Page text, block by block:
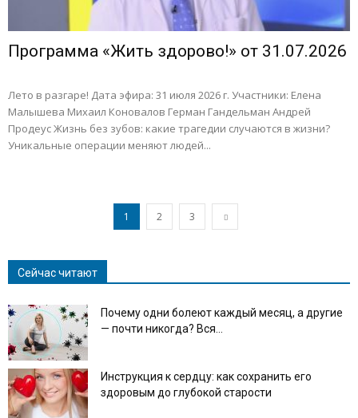
Программа «Жить здорово!» от 31.07.2026
Лето в разгаре! Дата эфира: 31 июля 2026 г. Участники: Елена
Малышева Михаил Коновалов Герман Гандельман Андрей
Продеус Жизнь без зубов: какие трагедии случаются в жизни?
Уникальные операции меняют людей...
1 2 3
Сейчас читают
Почему одни болеют каждый месяц, а другие
— почти никогда? Вся...
Инструкция к сердцу: как сохранить его
здоровым до глубокой старости